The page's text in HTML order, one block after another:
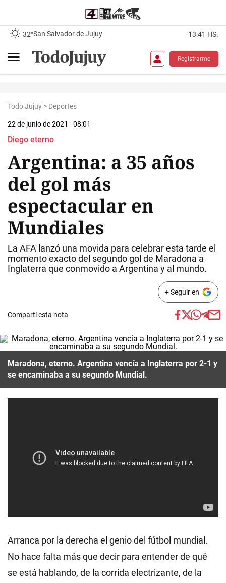
32°San Salvador de Jujuy 13:41 HS.
Registrarme
Todo Jujuy > Deportes
22 de junio de 2021 - 08:01
Diego eterno
Argentina: a 35 años
del gol más
espectacular en
Mundiales
La AFA lanzó una movida para celebrar esta tarde el
momento exacto del segundo gol de Maradona a
Inglaterra que conmovido a Argentina y al mundo.
+ Seguir en
Compartí esta nota
Maradona, eterno. Argentina vencía a Inglaterra por 2-1 y
se encaminaba a su segundo Mundial.
Arranca por la derecha el genio del fútbol mundial.
No hace falta más que decir para entender de qué
se está hablando, de la corrida electrizante, de la